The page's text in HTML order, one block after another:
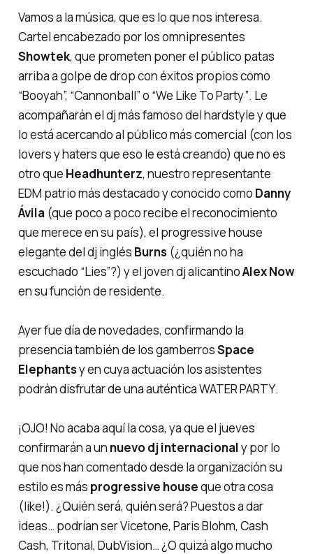
Vamos a la música, que es lo que nos interesa.
Cartel encabezado por los omnipresentes
Showtek, que prometen poner el público patas
arriba a golpe de drop con éxitos propios como
“Booyah”, “Cannonball” o “We Like To Party”. Le
acompañarán el dj más famoso del hardstyle y que
lo está acercando al público más comercial (con los
lovers y hatersque eso le está creando) que no es
otro que Headhunterz, nuestro representante
EDM patrio más destacado y conocido como Danny
Ávila(que poco a poco recibe el reconocimiento
que merece en su país), el progressive house
elegante del dj inglés Burns(¿quién no ha
escuchado “Lies”?) y el joven dj alicantinoAlex Now
en su función de residente.
Ayer fue día de novedades, confirmando la
presencia también de los gamberrosSpace
Elephantsy en cuya actuación los asistentes
podrán disfrutar de una auténticaWATER PARTY.
¡OJO! No acaba aquí la cosa, ya que el jueves
confirmarán a un nuevo dj internacionaly por lo
que nos han comentado desde la organización su
estilo es más progressive houseque otra cosa
(like!). ¿Quién será, quién será? Puestos a dar
ideas… podrían ser Vicetone, Paris Blohm, Cash
Cash, Tritonal, DubVision… ¿O quizá algo mucho